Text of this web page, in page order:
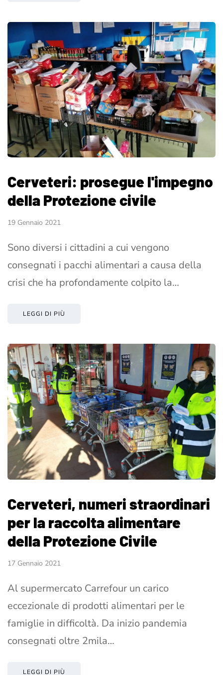
Cerveteri: prosegue l'impegno
della Protezione civile
19 Gennaio 2021
Sono diversi i cittadini a cui vengono
consegnati i pacchi alimentari a causa della
crisi che ha profondamente colpito la…
LEGGI DI PIÙ
Cerveteri, numeri straordinari
per la raccolta alimentare
della Protezione Civile
17 Gennaio 2021
Al supermercato Carrefour un carico
eccezionale di prodotti alimentari per le
famiglie in difficoltà. Da inizio pandemia
consegnati oltre 2mila…
LEGGI DI PIÙ